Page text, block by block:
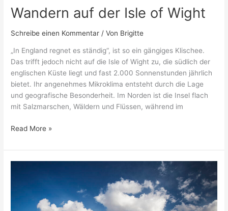
Wandern auf der Isle of Wight
Schreibe einen Kommentar / Von Brigitte
„In England regnet es ständig“, ist so ein gängiges Klischee.
Das trifft jedoch nicht auf die Isle of Wight zu, die südlich der
englischen Küste liegt und fast 2.000 Sonnenstunden jährlich
bietet. Ihr angenehmes Mikroklima entsteht durch die Lage
und geografische Besonderheit. Im Norden ist die Insel flach
mit Salzmarschen, Wäldern und Flüssen, während im
Read More »
entdecken